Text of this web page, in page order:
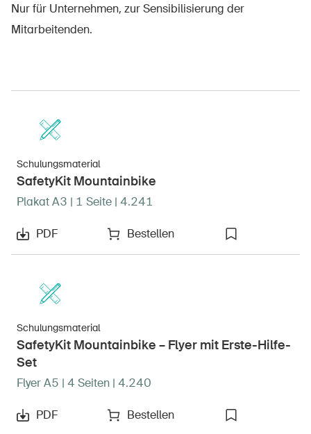
Nur für Unternehmen, zur Sensibilisierung der
Mitarbeitenden.
Schulungsmaterial
SafetyKit Mountainbike
Plakat A3 | 1 Seite | 4.241
PDF Bestellen
Schulungsmaterial
SafetyKit Mountainbike – Flyer mit Erste-Hilfe-
Set
Flyer A5 | 4 Seiten | 4.240
PDF Bestellen